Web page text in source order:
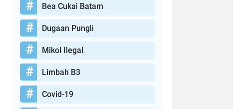
Bea Cukai Batam
Dugaan Pungli
Mikol Ilegal
Limbah B3
Covid-19